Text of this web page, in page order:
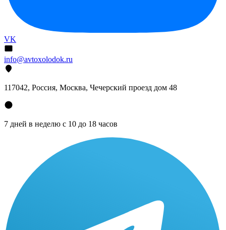
VK
info@avtoxolodok.ru
117042, Россия, Москва, Чечерский проезд дом 48
7 дней в неделю с 10 до 18 часов